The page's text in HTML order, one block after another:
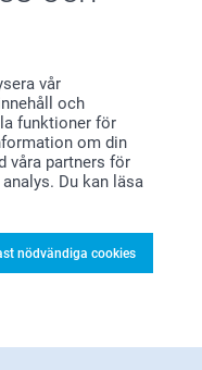
vår
och
funktioner för
om din
våra partners för
Du kan läsa
nödvändiga cookies